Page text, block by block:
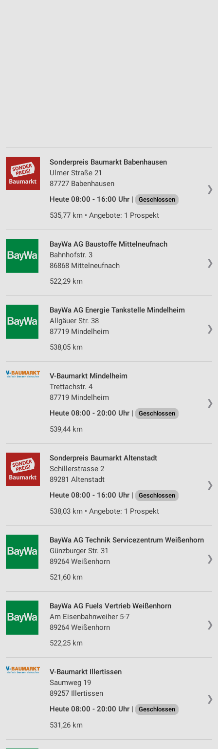
❯
Sonderpreis Baumarkt Babenhausen
Ulmer Straße 21
87727 Babenhausen
Heute 08:00 - 16:00 Uhr |
Geschlossen
535,77 km • Angebote: 1 Prospekt
❯
BayWa AG Baustoffe Mittelneufnach
Bahnhofstr. 3
86868 Mittelneufnach
522,29 km
❯
BayWa AG Energie Tankstelle Mindelheim
Allgäuer Str. 38
87719 Mindelheim
538,05 km
❯
V-Baumarkt Mindelheim
Trettachstr. 4
87719 Mindelheim
Heute 08:00 - 20:00 Uhr |
Geschlossen
539,44 km
❯
Sonderpreis Baumarkt Altenstadt
Schillerstrasse 2
89281 Altenstadt
Heute 08:00 - 16:00 Uhr |
Geschlossen
538,03 km • Angebote: 1 Prospekt
❯
BayWa AG Technik Servicezentrum Weißenhorn
Günzburger Str. 31
89264 Weißenhorn
521,60 km
❯
BayWa AG Fuels Vertrieb Weißenhorn
Am Eisenbahnweiher 5-7
89264 Weißenhorn
522,25 km
❯
V-Baumarkt Illertissen
Saumweg 19
89257 Illertissen
Heute 08:00 - 20:00 Uhr |
Geschlossen
531,26 km